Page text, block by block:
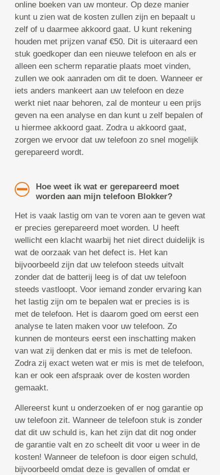
online boeken van uw monteur. Op deze manier
kunt u zien wat de kosten zullen zijn en bepaalt u
zelf of u daarmee akkoord gaat. U kunt rekening
houden met prijzen vanaf €50. Dit is uiteraard een
stuk goedkoper dan een nieuwe telefoon en als er
alleen een scherm reparatie plaats moet vinden,
zullen we ook aanraden om dit te doen. Wanneer er
iets anders mankeert aan uw telefoon en deze
werkt niet naar behoren, zal de monteur u een prijs
geven na een analyse en dan kunt u zelf bepalen of
u hiermee akkoord gaat. Zodra u akkoord gaat,
zorgen we ervoor dat uw telefoon zo snel mogelijk
gerepareerd wordt.
Hoe weet ik wat er gerepareerd moet
worden aan mijn telefoon Blokker?
Het is vaak lastig om van te voren aan te geven wat
er precies gerepareerd moet worden. U heeft
wellicht een klacht waarbij het niet direct duidelijk is
wat de oorzaak van het defect is. Het kan
bijvoorbeeld zijn dat uw telefoon steeds uitvalt
zonder dat de batterij leeg is of dat uw telefoon
steeds vastloopt. Voor iemand zonder ervaring kan
het lastig zijn om te bepalen wat er precies is is
met de telefoon. Het is daarom goed om eerst een
analyse te laten maken voor uw telefoon. Zo
kunnen de monteurs eerst een inschatting maken
van wat zij denken dat er mis is met de telefoon.
Zodra zij exact weten wat er mis is met de telefoon,
kan er ook een afspraak over de kosten worden
gemaakt.
Allereerst kunt u onderzoeken of er nog garantie op
uw telefoon zit. Wanneer de telefoon stuk is zonder
dat dit uw schuld is, kan het zijn dat dit nog onder
de garantie valt en zo scheelt dit voor u weer in de
kosten! Wanneer de telefoon is door eigen schuld,
bijvoorbeeld omdat deze is gevallen of omdat er